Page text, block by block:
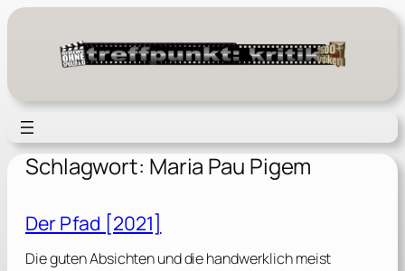
Zum
springen
Schlagwort: Maria Pau Pigem
Der Pfad [2021]
Die guten Absichten und die handwerklich meist